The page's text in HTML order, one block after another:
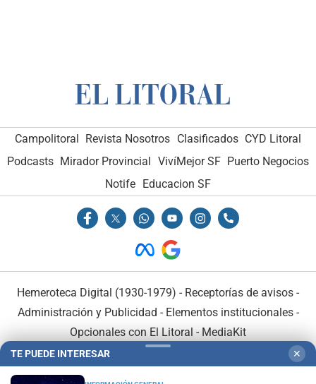
Campolitoral Revista Nosotros Clasificados CYD Litoral
Podcasts Mirador Provincial VivíMejor SF Puerto Negocios
Notife Educacion SF
Hemeroteca Digital (1930-1979) - Receptorías de avisos -
Administración y Publicidad - Elementos institucionales-
Opcionales con El Litoral - MediaKit
TE PUEDE INTERESAR ✕